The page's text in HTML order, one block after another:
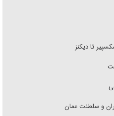
تا دیکنز
و سلطنت عمان